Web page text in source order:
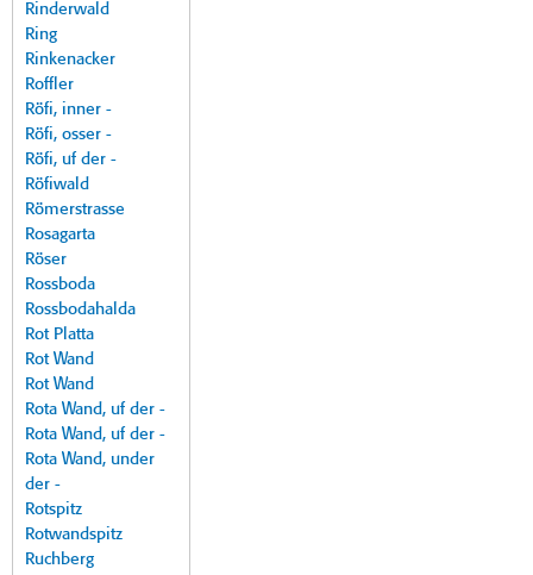
Rinderwald
Ring
Rinkenacker
Roffler
Röfi, inner -
Röfi, osser -
Röfi, uf der -
Röfiwald
Römerstrasse
Rosagarta
Röser
Rossboda
Rossbodahalda
Rot Platta
Rot Wand
Rot Wand
Rota Wand, uf der -
Rota Wand, uf der -
Rota Wand, under
der -
Rotspitz
Rotwandspitz
Ruchberg